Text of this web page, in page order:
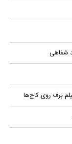
شفاهی
برف روی کاج‌ها